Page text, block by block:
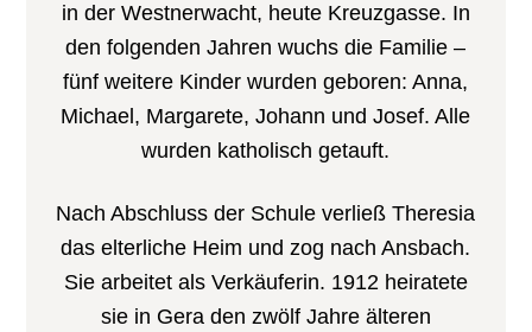
in der Westnerwacht, heute Kreuzgasse. In
den folgenden Jahren wuchs die Familie –
fünf weitere Kinder wurden geboren: Anna,
Michael, Margarete, Johann und Josef. Alle
wurden katholisch getauft.
Nach Abschluss der Schule verließ Theresia
das elterliche Heim und zog nach Ansbach.
Sie arbeitet als Verkäuferin. 1912 heiratete
sie in Gera den zwölf Jahre älteren